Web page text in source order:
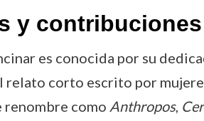
y contribuciones
es conocida por su
relato corto escrito por
renombre como Anthropos,